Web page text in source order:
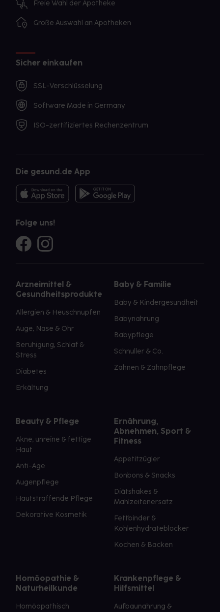
Freie Wahl der Apotheke
Große Auswahl an Apotheken
Sicher einkaufen
SSL-Verschlüsselung
Software Made in Germany
ISO-zertifiziertes Rechenzentrum
Die gesund.de App
Folge uns!
Arzneimittel &
Gesundheitsprodukte
Allergien & Heuschnupfen
Auge, Nase & Ohr
Beruhigung, Schlaf &
Stress
Diabetes
Erkältung
Baby & Familie
Baby & Kindergesundheit
Babynahrung
Babypflege
Schnuller & Co.
Zahnen & Zahnpflege
Beauty & Pflege
Akne, unreine & fettige
Haut
Anti-Age
Augenpflege
Hautstraffende Pflege
Dekorative Kosmetik
Ernährung,
Abnehmen, Sport &
Fitness
Appetitzügler
Bonbons & Snacks
Diätshakes &
Mahlzeitenersatz
Fettbinder &
Kohlenhydrateblocker
Kochen & Backen
Homöopathie &
Naturheilkunde
Homöopathisch
Krankenpflege &
Hilfsmittel
Aufbaunahrung &